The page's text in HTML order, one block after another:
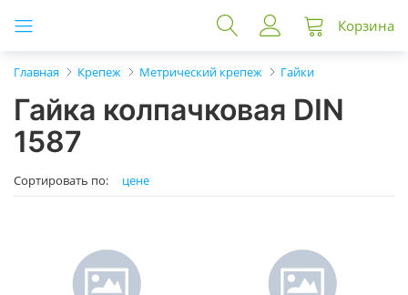
Корзина
Главная Крепеж Метрический крепеж Гайки
Гайка колпачковая DIN
1587
Сортировать по: цене